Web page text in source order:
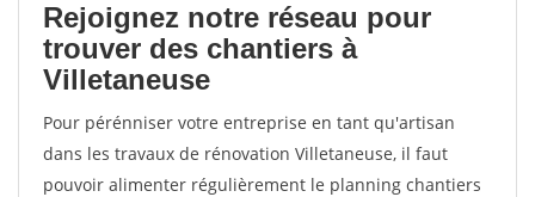
Rejoignez notre réseau pour
trouver des chantiers à
Villetaneuse
Pour pérénniser votre entreprise en tant qu'artisan
dans les travaux de rénovation Villetaneuse, il faut
pouvoir alimenter régulièrement le planning chantiers